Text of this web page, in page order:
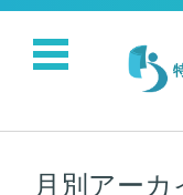
コンテンツに移動
月別アーカ